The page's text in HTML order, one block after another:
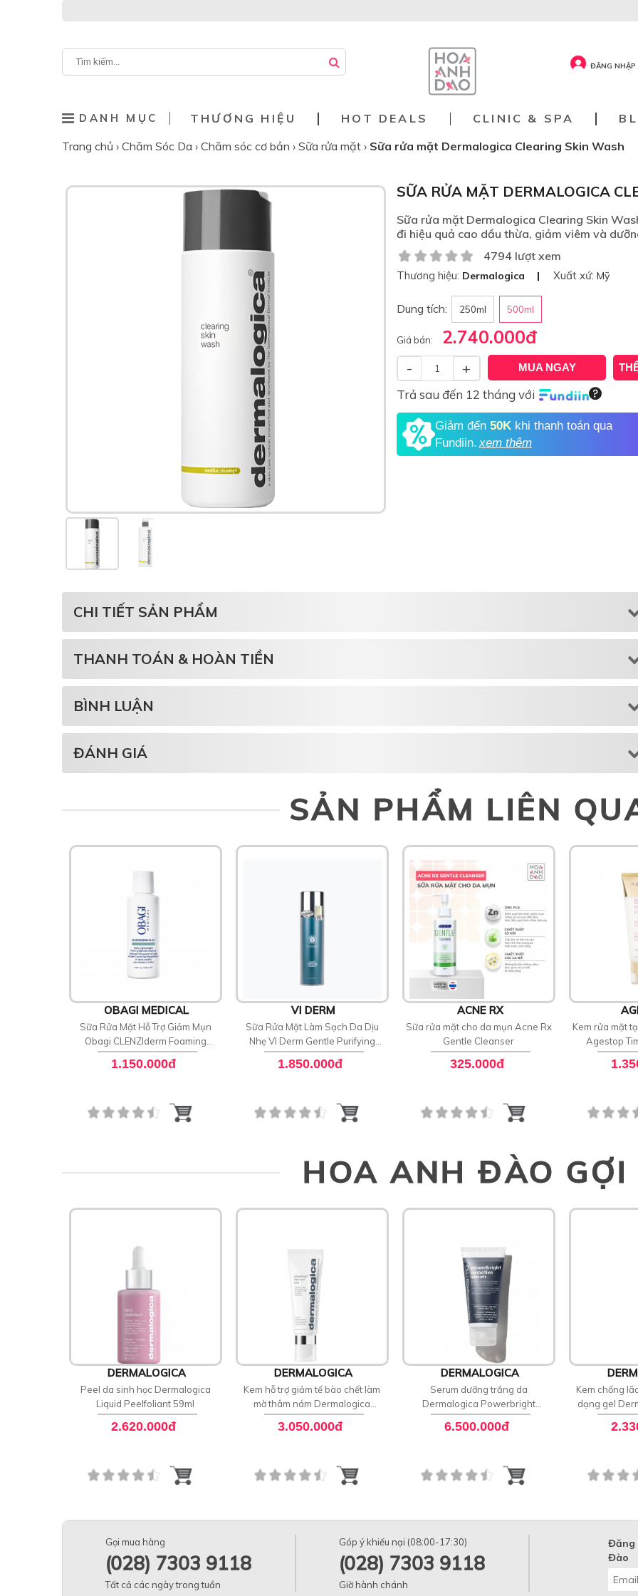
ĐĂNG NHẬP
DANH MỤC THƯƠNG HIỆU HOT DEALS CLINIC & SPA
Trang chủ › Chăm Sóc Da › Chăm sóc cơ bản › Sữa rửa mặt › Sữa rửa mặt Dermalogica Clearing Skin Wash
SỮA RỬA MẶT DERMALOGICA
Sữa rửa mặt Dermalogica Clearing Skin
đi hiệu quả cao dầu thừa, giảm viêm và
4794 lượt xem
Thương hiệu: Dermalogica Xuất xứ: Mỹ
Dung tích: 250ml 500ml
Giá bán: 2.740.000đ
- + MUA NGAY
Trả sau đến 12 tháng với
Giảm đến 50K khi thanh toán qua
Fundiin. xem thêm
CHI TIẾT SẢN PHẨM
THANH TOÁN & HOÀN TIỀN
BÌNH LUẬN
ĐÁNH GIÁ
SẢN PHẨM LIÊN
OBAGI MEDICAL
Sữa Rửa Mặt Hỗ Trợ Giảm Mụn
Obagi CLENZIderm Foaming
Blemish Cleanser
1.150.000đ
VI DERM
Sữa Rửa Mặt Làm Sạch Da Dịu
Nhẹ VI Derm Gentle Purifying
Cleanser
1.850.000đ
ACNE RX
Sữa rửa mặt cho da mụn Acne Rx
Gentle Cleanser
325.000đ
Kem rửa mặt
Agestop
HOA ANH ĐÀO GỢI
DERMALOGICA
Peel da sinh học Dermalogica
Liquid Peelfoliant 59ml
2.620.000đ
DERMALOGICA
Kem hỗ trợ giảm tế bào chết làm
mờ thâm nám Dermalogica
PowerBright Dark Spot Peel
3.050.000đ
DERMALOGICA
Serum dưỡng trắng da
Dermalogica Powerbright
Ionactive Serum
6.500.000đ
Kem chống
dạng gel
Gọi mua hàng
(028) 7303 9118
Tất cả các ngày trong tuần
Góp ý khiếu nại (08:00-17:30)
(028) 7303 9118
Giờ hành chánh
Đăng
Đào